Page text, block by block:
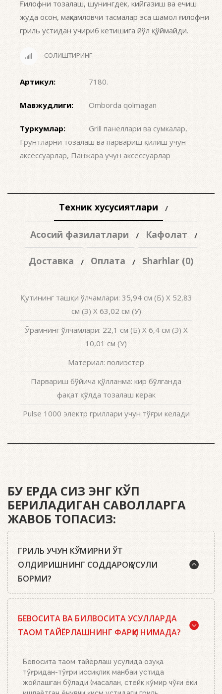
Ғилофни тозалаш, шунингдек, кийгазиш ва ечиш
жуда осон, маҳкамловчи тасмалар эса шамол ғилофни
гриль устидан учириб кетишига йўл қўймайди.
СОЛИШТИРИНГ
Артикул: 7180.
Мавжудлиги: Omborda qolmagan
Туркумлар: Grill панеллари ва сумкалар,
Грунтларни тозалаш ва парвариш қилиш учун
аксессуарлар, Панжара учун аксессуарлар
Техник хусусиятлари
Асосий фазилатлари Кафолат
Доставка Оплата Sharhlar (0)
Қутининг ташқи ўлчамлари: 35,94 см (Б) X 52,83
см (Э) X 63,02 см (У)
Ўрамнинг ўлчамлари: 22,1 см (Б) X 6,4 см (Э) X
10,01 см (У)
Материал: полиэстер
Парвариш бўйича қўлланма: кир бўлганда
фақат қўлда тозалаш керак
Pulse 1000 электр гриллари учун тўғри келади
БУ ЕРДА СИЗ ЭНГ КЎП
БЕРИЛАДИГАН САВОЛЛАРГА
ЖАВОБ ТОПАСИЗ:
ГРИЛЬ УЧУН КЎМИРНИ ЎТ
ОЛДИРИШНИНГ СОДДАРОҚ УСУЛИ
БОРМИ?
Weber кўмир брикетларидан, ўт олдириш
кубиклари, ҳамда бизнинг ўт олдириш
мосламамиздан фойдаланинг. Ўт олдириш
брикетлар билан тўлдиринг, кўмир панжараси
устига икки-учта ўт олдириш кубикидан қўйинг ва
уларни ёқинг. Устига кўмир ёки брикетлар билан
тўлдирилган ўт олдириш мосламасини қўйинг.
БЕВОСИТА ВА БИЛВОСИТА УСУЛЛАРДА
ТАОМ ТАЙЁРЛАШНИНГ ФАРҚИ НИМАДА?
Бевосита таом тайёрлаш усулида озуқа
тўғридан-тўғри иссиқлик манбаи устида
жойлашган бўлади (масалан, стейк кўмир чўғи ёки